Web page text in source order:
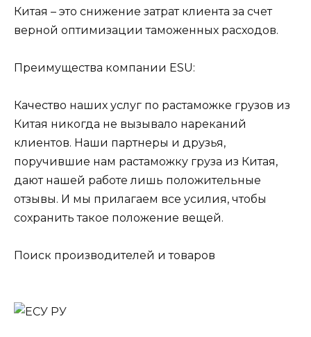
Китая – это снижение затрат клиента за счет
верной оптимизации таможенных расходов.
Преимущества компании ESU:
Качество наших услуг по растаможке грузов из
Китая никогда не вызывало нареканий
клиентов. Наши партнеры и друзья,
поручившие нам растаможку груза из Китая,
дают нашей работе лишь положительные
отзывы. И мы прилагаем все усилия, чтобы
сохранить такое положение вещей.
Поиск производителей и товаров